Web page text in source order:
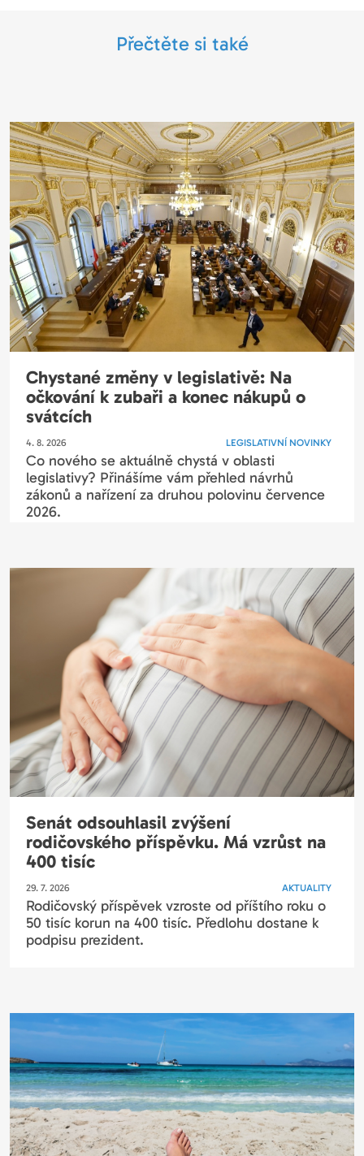
Přečtěte si také
Chystané změny v legislativě: Na
očkování k zubaři a konec nákupů o
svátcích
4. 8. 2026 LEGISLATIVNÍ NOVINKY
Co nového se aktuálně chystá v oblasti
legislativy? Přinášíme vám přehled návrhů
zákonů a nařízení za druhou polovinu července
2026.
Senát odsouhlasil zvýšení
rodičovského příspěvku. Má vzrůst na
400 tisíc
29. 7. 2026 AKTUALITY
Rodičovský příspěvek vzroste od příštího roku o
50 tisíc korun na 400 tisíc. Předlohu dostane k
podpisu prezident.